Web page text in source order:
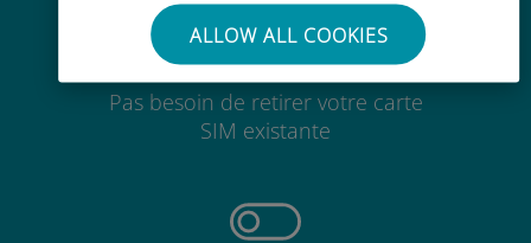
ALLOW ALL COOKIES
Sans effort
Pas besoin de retirer votre carte
SIM existante